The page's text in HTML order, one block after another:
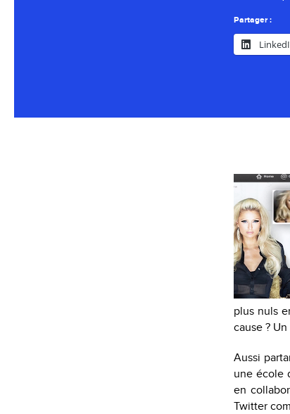
Partager :
plus nuls
cause ?
Aussi
une école
en
Twitter